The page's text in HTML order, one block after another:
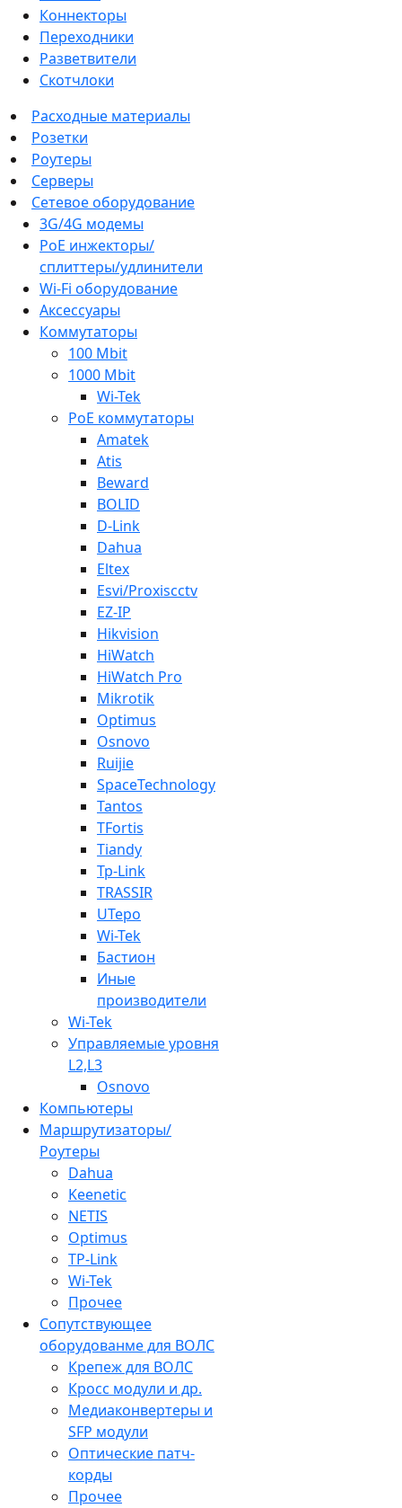
Коннекторы
Переходники
Разветвители
Скотчлоки
Расходные материалы
Розетки
Роутеры
Серверы
Сетевое оборудование
3G/4G модемы
PoE инжекторы/
сплиттеры/удлинители
Wi-Fi оборудование
Аксессуары
Коммутаторы
100 Mbit
1000 Mbit
Wi-Tek
PoE коммутаторы
Amatek
Atis
Beward
BOLID
D-Link
Dahua
Eltex
Esvi/Proxiscctv
EZ-IP
Hikvision
HiWatch
HiWatch Pro
Mikrotik
Optimus
Osnovo
Ruijie
SpaceTechnology
Tantos
TFortis
Tiandy
Tp-Link
TRASSIR
UTepo
Wi-Tek
Бастион
Иные
производители
Wi-Tek
Управляемые уровня
L2,L3
Osnovo
Компьютеры
Маршрутизаторы/
Роутеры
Dahua
Keenetic
NETIS
Optimus
TP-Link
Wi-Tek
Прочее
Сопутствующее
оборудованме для ВОЛС
Крепеж для ВОЛС
Кросс модули и др.
Медиаконвертеры и
SFP модули
Оптические патч-
корды
Прочее